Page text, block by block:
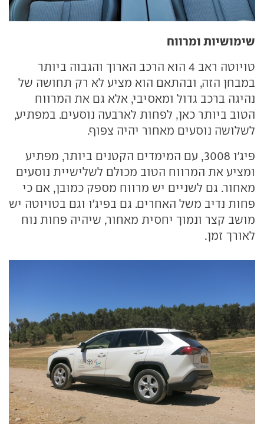
שימושיות ומרווח
טויוטה ראב 4 הוא הרכב הארוך והגבוה ביותר
במבחן הזה, ובהתאם הוא מציע לא רק תחושה של
נהיגה ברכב גדול ומאסיבי, אלא גם את המרווח
הטוב ביותר כאן, לפחות לארבעה נוסעים. במפתיע,
לשלושה נוסעים מאחור יהיה צפוף.
פיג'ו 3008, עם המימדים הקטנים ביותר, מפתיע
ומציע את המרווח הטוב מכולם לשלישיית נוסעים
מאחור. גם לשניים יש מרווח מספק כמובן, אם כי
פחות נדיב משל האחרים. גם בפיג'ו וגם בטויוטה יש
מושב קצר ונמוך יחסית מאחור, שיהיה פחות נוח
לאורך זמן.